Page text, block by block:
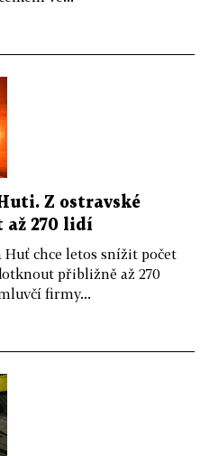
Z ostravské
až 270 lidí
Huť chce letos snížit počet
přibližně až 270
firmy...